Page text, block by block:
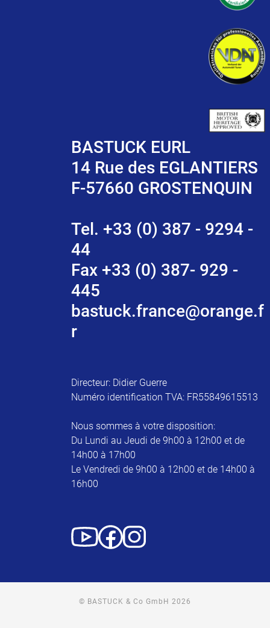
BASTUCK EURL
14 Rue des EGLANTIERS
F-57660 GROSTENQUIN
Tel. +33 (0) 387 - 9294 -
44
Fax +33 (0) 387- 929 -
445
bastuck.france@orange.f
r
Directeur: Didier Guerre
Numéro identification TVA: FR55849615513
Nous sommes à votre disposition:
Du Lundi au Jeudi de 9h00 à 12h00 et de
14h00 à 17h00
Le Vendredi de 9h00 à 12h00 et de 14h00 à
16h00
© BASTUCK & Co GmbH 2026